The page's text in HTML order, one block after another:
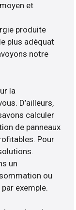
et
produite
plus adéquat
notre
la
D’ailleurs,
calculer
de panneaux
Pour
un
ou
exemple.